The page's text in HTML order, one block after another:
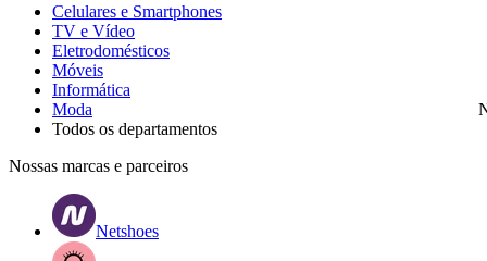
Celulares e Smartphones
TV e Vídeo
Eletrodomésticos
Móveis
Informática
Moda
Todos os departamentos
Nossas marcas e parceiros
Netshoes